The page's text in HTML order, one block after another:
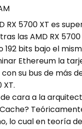
RX 5700 XT es
las AMD RX
192 bits bajo el
Ethereum la
su bus de más
XT.
cara a la
lo cual en teoría